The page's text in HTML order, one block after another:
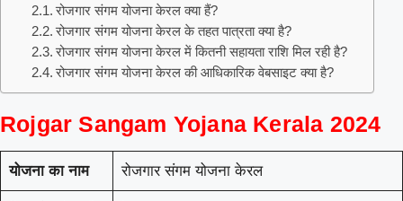
रोजगार संगम योजना केरल क्या हैं?
रोजगार संगम योजना केरल के तहत पात्रता क्या है?
रोजगार संगम योजना केरल में कितनी सहायता राशि मिल रही है?
रोजगार संगम योजना केरल की आधिकारिक वेबसाइट क्या है?
Rojgar Sangam Yojana Kerala 2024
योजना का नाम रोजगार संगम योजना केरल